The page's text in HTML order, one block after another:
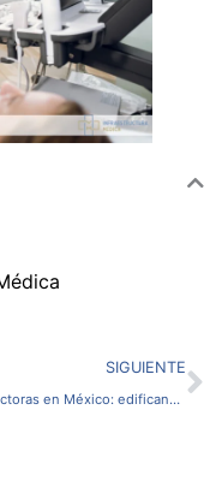
SIGUIENTE
Constructoras en México: edificando hospitales